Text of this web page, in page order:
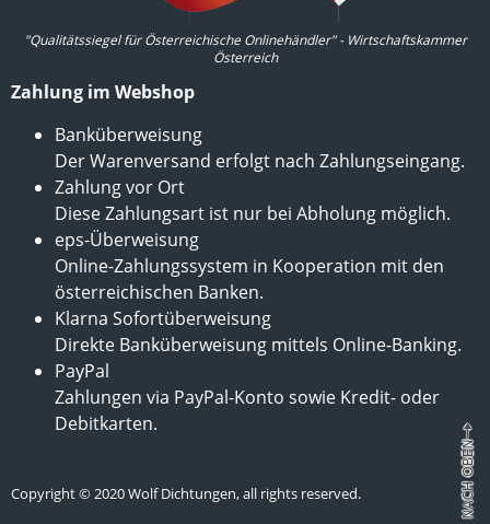
"Qualitätssiegel für Österreichische Onlinehändler" - Wirtschaftskammer
Österreich
Zahlung im Webshop
Banküberweisung
Der Warenversand erfolgt nach Zahlungseingang.
Zahlung vor Ort
Diese Zahlungsart ist nur bei Abholung möglich.
eps-Überweisung
Online-Zahlungssystem in Kooperation mit den
österreichischen Banken.
Klarna Sofortüberweisung
Direkte Banküberweisung mittels Online-Banking.
PayPal
Zahlungen via PayPal-Konto sowie Kredit- oder
Debitkarten.
Copyright © 2020 Wolf Dichtungen, all rights reserved.